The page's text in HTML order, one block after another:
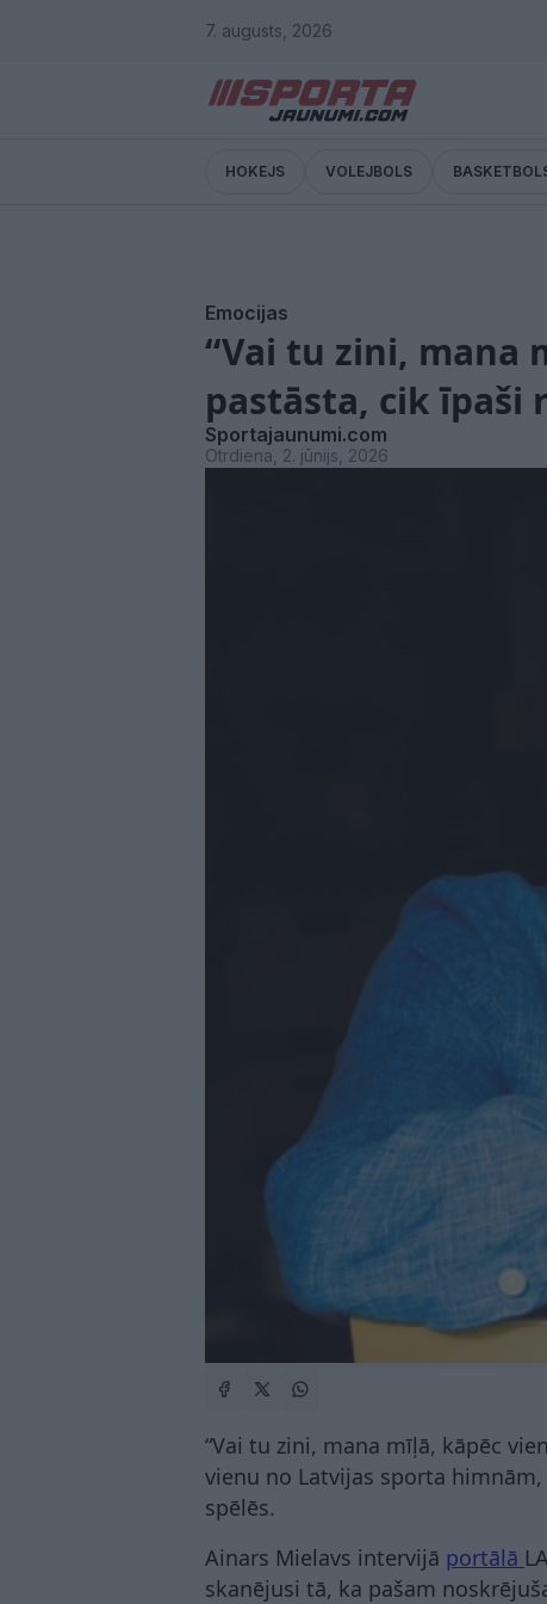
7. augusts, 2026
HOKEJS VOLEJBOLS
Emocijas
“Vai tu zini, mana
pastāsta, cik īpaši
Sportajaunumi.com
Otrdiena, 2. jūnijs, 2026
“Vai tu zini, mana mīļā, kāpēc
vienu no Latvijas sporta
spēlēs.
Ainars Mielavs intervijā portālā
skanējusi tā, ka pašam